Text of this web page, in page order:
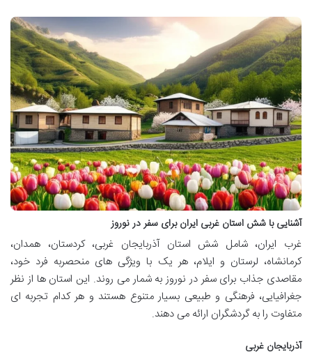
آشنایی با شش استان غربی ایران برای سفر در نوروز
غرب ایران، شامل شش استان آذربایجان غربی، کردستان، همدان،
کرمانشاه، لرستان و ایلام، هر یک با ویژگی های منحصربه فرد خود،
مقاصدی جذاب برای سفر در نوروز به شمار می روند. این استان ها از نظر
جغرافیایی، فرهنگی و طبیعی بسیار متنوع هستند و هر کدام تجربه ای
متفاوت را به گردشگران ارائه می دهند.
آذربایجان غربی